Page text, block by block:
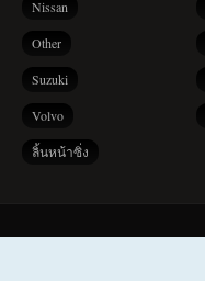
Nissan
Other
Suzuki
Volvo
ลิ้นหน้าซิ่ง